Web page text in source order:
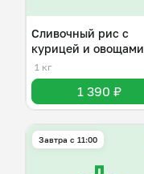
Сливочный рис с
курицей и овощами
1 кг
1 390 ₽
Завтра c 11:00